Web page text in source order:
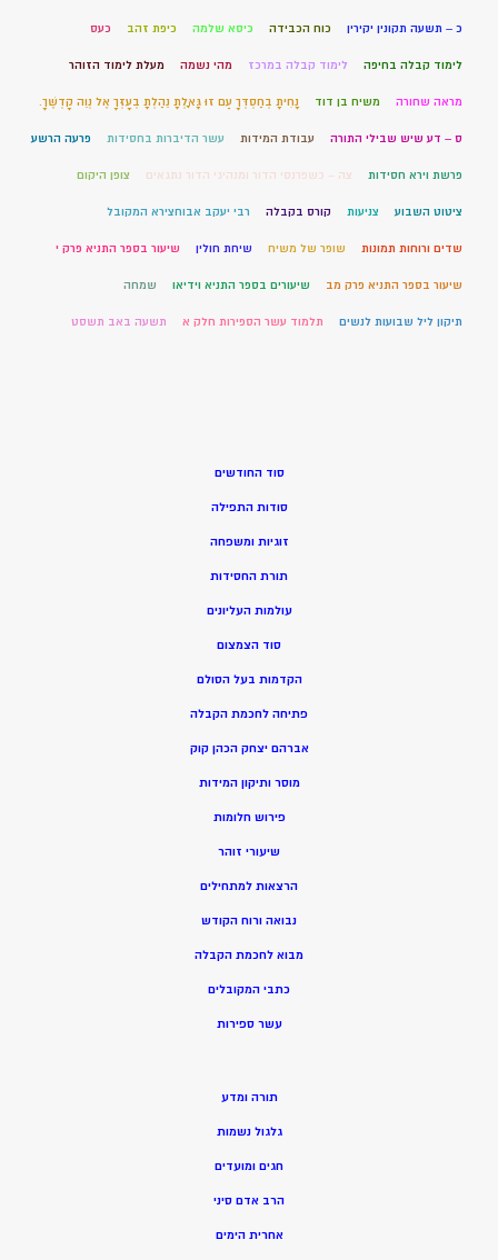
כ – תשעה תקונין יקירין כוח הכבידה כיסא שלמה כיפת זהב כעס
לימוד קבלה בחיפה לימוד קבלה במרכז מהי נשמה מעלת לימוד הזוהר
מראה שחורה משיח בן דוד נָחִיתָ בְחַסְדְּךָ עַם זוּ גָּאָלְתָּ נֵהַלְתָּ בְעָזְּךָ אֶל נְוֵה קָדְשֶׁךָ.
ס – דע שיש שבילי התורה עבודת המידות עשר הדיברות בחסידות פרעה הרשע
פרשת וירא חסידות צה – כשפרנסי הדור ומנהיגי הדור נתגאים צופן היקום
ציטוט השבוע צניעות קורס בקבלה רבי יעקב אבוחצירא המקובל
שדים ורוחות תמונות שופר של משיח שיחת חולין שיעור בספר התניא פרק י
שיעור בספר התניא פרק מב שיעורים בספר התניא וידיאו שמחה
תיקון ליל שבועות לנשים תלמוד עשר הספירות חלק א תשעה באב תשסט
סוד החודשים
סודות התפילה
זוגיות ומשפחה
תורת החסידות
עולמות העליונים
סוד הצמצום
הקדמות בעל הסולם
פתיחה לחכמת הקבלה
אברהם יצחק הכהן קוק
מוסר ותיקון המידות
פירוש חלומות
שיעורי זוהר
הרצאות למתחילים
נבואה ורוח הקודש
מבוא לחכמת הקבלה
כתבי המקובלים
עשר ספירות
תורה ומדע
גלגול נשמות
חגים ומועדים
הרב אדם סיני
אחרית הימים